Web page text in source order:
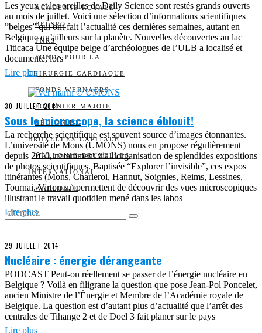
ACADÉMIE ROYALE
BELSPO
FNRS
FONDS POUR LA
CHIRURGIE CARDIAQUE
FONDS WERNAERS
FOURNIER-MAJOIE
RÉGION DE
BRUXELLES-CAPITALE
WALLONIE-BRUXELLES
INTERNATIONAL
WALLONIE
Les yeux et les oreilles de Daily Science sont restés grands ouverts
au mois de juillet. Voici une sélection d’informations scientifiques
”belges” qui ont fait l’actualité ces dernières semaines, autant en
Belgique qu’ailleurs sur la planète. Nouvelles découvertes au lac
Titicaca Une équipe belge d’archéologues de l’ULB a localisé et
documenté, lors
Lire plus
30 JUILLET 2014
Sous le microscope, la science éblouit!
La recherche scientifique est souvent source d’images étonnantes.
L’université de Mons (UMONS) nous en propose régulièrement
depuis 2010, notamment via l’organisation de splendides expositions
de photos scientifiques. Baptisée “Explorer l’invisible”, ces expos
itinérantes (Mons, Charleroi, Hannut, Soignies, Reims, Lessines,
Tournai, Virton…) permettent de découvrir des vues microscopiques
illustrant le travail quotidien mené dans les labos
Lire plus
29 JUILLET 2014
Nucléaire : énergie dérangeante
PODCAST Peut-on réellement se passer de l’énergie nucléaire en
Belgique ? Voilà en filigrane la question que pose Jean-Pol Poncelet,
ancien Ministre de l’Énergie et Membre de l’Académie royale de
Belgique. La question est d’autant plus d’actualité que l’arrêt des
centrales de Tihange 2 et de Doel 3 fait planer sur le pays
Lire plus